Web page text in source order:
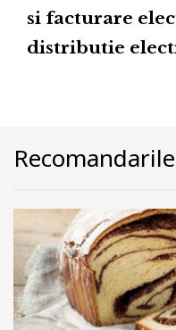
si facturare
distributie